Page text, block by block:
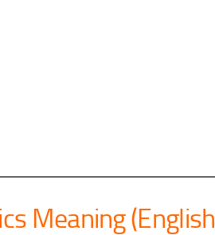
Meaning (English